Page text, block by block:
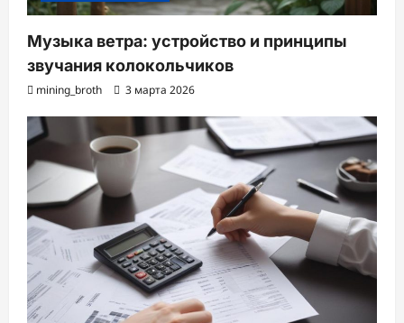
Музыка ветра: устройство и принципы
звучания колокольчиков
mining_broth 3 марта 2026